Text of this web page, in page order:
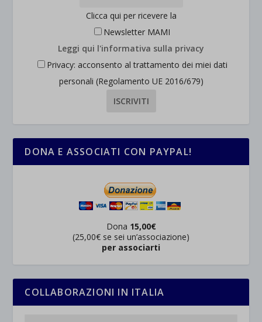
Clicca qui per ricevere la
Newsletter MAMI
Leggi qui l'informativa sulla privacy
Privacy: acconsento al trattamento dei miei dati
personali (Regolamento UE 2016/679)
DONA E ASSOCIATI CON PAYPAL!
Dona 15,00€
(25,00€ se sei un’associazione)
per associarti
COLLABORAZIONI IN ITALIA
jetpackState[message]
rientrano nelle altre categorie specifiche o che non sono stati
esplicitamente categorizzati.